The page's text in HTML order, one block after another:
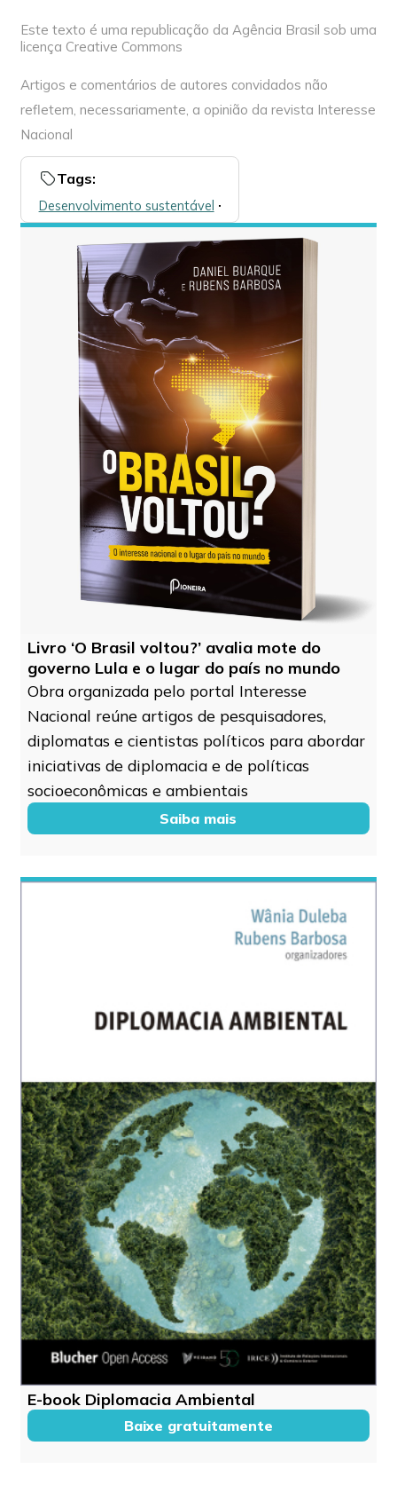
Este texto é uma republicação da Agência Brasil sob uma
licença Creative Commons
Artigos e comentários de autores convidados não
refletem, necessariamente, a opinião da revista Interesse
Nacional
Tags:
Desenvolvimento sustentável 🞌
Livro ‘O Brasil voltou?’ avalia mote do
governo Lula e o lugar do país no mundo
Obra organizada pelo portal Interesse
Nacional reúne artigos de pesquisadores,
diplomatas e cientistas políticos para abordar
iniciativas de diplomacia e de políticas
socioeconômicas e ambientais
Saiba mais
E-book Diplomacia Ambiental
Baixe gratuitamente